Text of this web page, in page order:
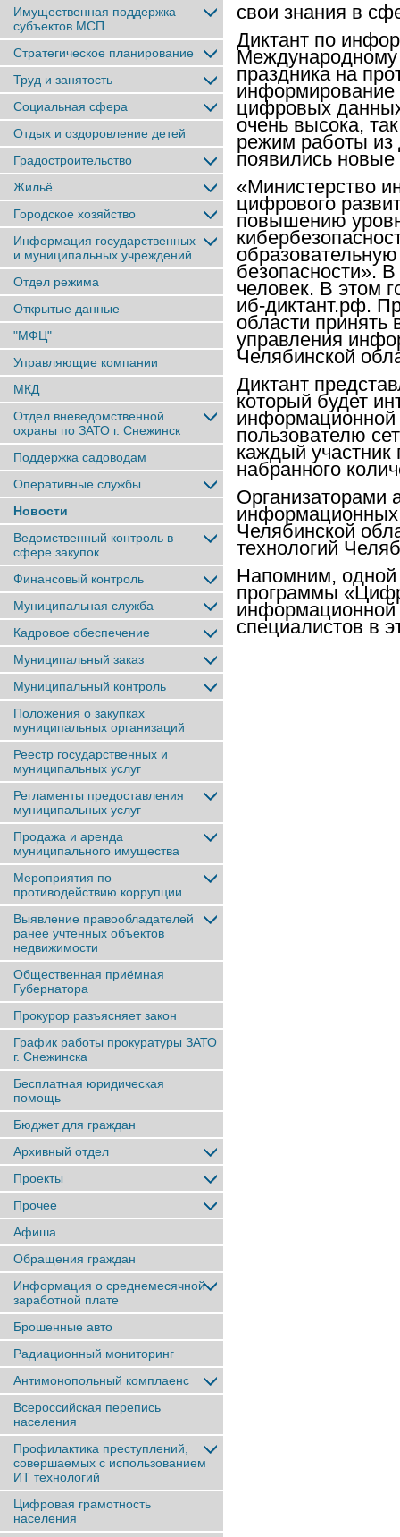
Имущественная поддержка
субъектов МСП
Стратегическое планирование
Труд и занятость
Социальная сфера
Отдых и оздоровление детей
Градостроительство
Жильё
Городское хозяйство
Информация государственных
и муниципальных учреждений
Отдел режима
Открытые данные
"МФЦ"
Управляющие компании
МКД
Отдел вневедомственной
охраны по ЗАТО г. Снежинск
Поддержка садоводам
Оперативные службы
Новости
Ведомственный контроль в
сфере закупок
Финансовый контроль
Муниципальная служба
Кадровое обеспечение
Муниципальный заказ
Муниципальный контроль
Положения о закупках
муниципальных организаций
Реестр государственных и
муниципальных услуг
Регламенты предоставления
муниципальных услуг
Продажа и аренда
муниципального имущества
Мероприятия по
противодействию коррупции
Выявление правообладателей
ранее учтенныx объектов
недвижимости
Общественная приёмная
Губернатора
Прокурор разъясняет закон
График работы прокуратуры ЗАТО
г. Снежинска
Бесплатная юридическая
помощь
Бюджет для граждан
Архивный отдел
Проекты
Прочее
Афиша
Обращения граждан
Информация о среднемесячной
заработной плате
Брошенные авто
Радиационный мониторинг
Антимонопольный комплаенс
Всероссийская перепись
населения
Профилактика преступлений,
совершаемых с использованием
ИТ технологий
Цифровая грамотность
населения
свои знания в
Диктант по
праздника на
цифровых
очень высока,
режим работы из
появились
«Министерство
цифрового
повышению
безопасности».
человек. В этом
иб-диктант.рф.
области принять
управления
Челябинской
Диктант
который будет
информационной
пользователю
каждый участник
набранного
Организаторами
информационных
Челябинской
технологий
Напомним, одной
программы
информационной
специалистов в